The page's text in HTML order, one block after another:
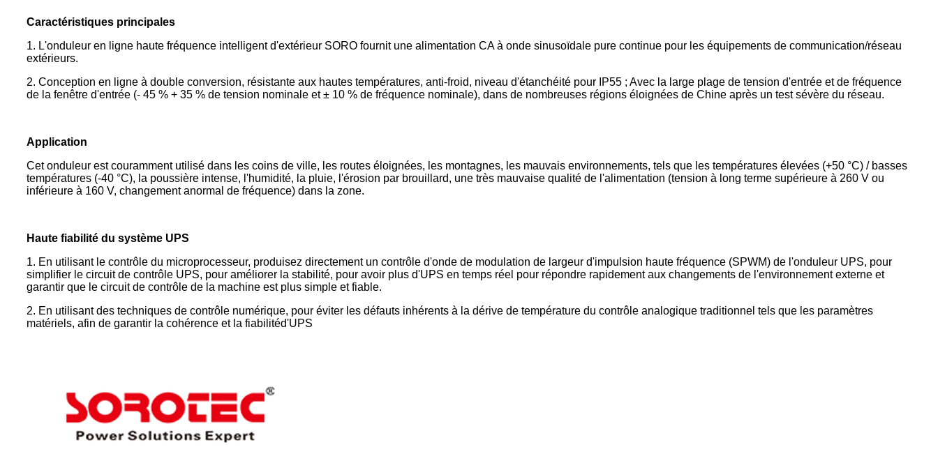
Caractéristiques principales
1. L'onduleur en ligne haute fréquence intelligent d'extérieur SORO fournit une alimentation CA à onde sinusoïdale pure continue pour les équipements de communication/réseau
extérieurs.
2. Conception en ligne à double conversion, résistante aux hautes températures, anti-froid, niveau d'étanchéité pour IP55 ; Avec la large plage de tension d'entrée et de fréquence
de la fenêtre d'entrée (- 45 % + 35 % de tension nominale et ± 10 % de fréquence nominale), dans de nombreuses régions éloignées de Chine après un test sévère du réseau.
Application
Cet onduleur est couramment utilisé dans les coins de ville, les routes éloignées, les montagnes, les mauvais environnements, tels que les températures élevées (+50 °C) / basses
températures (-40 °C), la poussière intense, l'humidité, la pluie, l'érosion par brouillard, une très mauvaise qualité de l'alimentation (tension à long terme supérieure à 260 V ou
inférieure à 160 V, changement anormal de fréquence) dans la zone.
Haute fiabilité du système UPS
1. En utilisant le contrôle du microprocesseur, produisez directement un contrôle d'onde de modulation de largeur d'impulsion haute fréquence (SPWM) de l'onduleur UPS, pour
simplifier le circuit de contrôle UPS, pour améliorer la stabilité, pour avoir plus d'UPS en temps réel pour répondre rapidement aux changements de l'environnement externe et
garantir que le circuit de contrôle de la machine est plus simple et fiable.
2. En utilisant des techniques de contrôle numérique, pour éviter les défauts inhérents à la dérive de température du contrôle analogique traditionnel tels que les paramètres
matériels, afin de garantir la cohérence et la fiabilitéd'UPS